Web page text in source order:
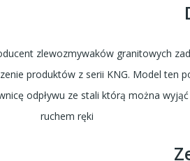
zlewozmywaków granitowych
produktów z serii KNG. Model ten
odpływu ze stali którą można
ruchem ręki